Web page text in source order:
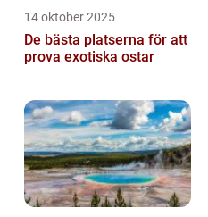
14 oktober 2025
De bästa platserna för att
prova exotiska ostar